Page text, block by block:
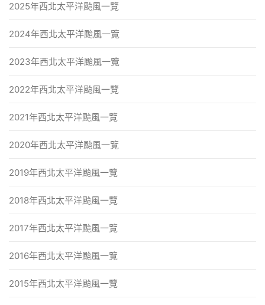
2025年西北太平洋颱風一覽
2024年西北太平洋颱風一覽
2023年西北太平洋颱風一覽
2022年西北太平洋颱風一覽
2021年西北太平洋颱風一覽
2020年西北太平洋颱風一覽
2019年西北太平洋颱風一覽
2018年西北太平洋颱風一覽
2017年西北太平洋颱風一覽
2016年西北太平洋颱風一覽
2015年西北太平洋颱風一覽